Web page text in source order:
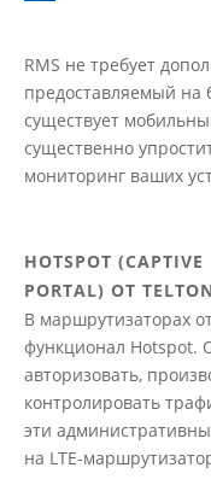
RMS не требует
предоставляемый на
существует
существенно
мониторинг ваших
HOTSPOT (CAPTIVE
PORTAL) ОТ
В маршрутизаторах
функционал Hotspot.
авторизовать,
контролировать
эти
на LTE-